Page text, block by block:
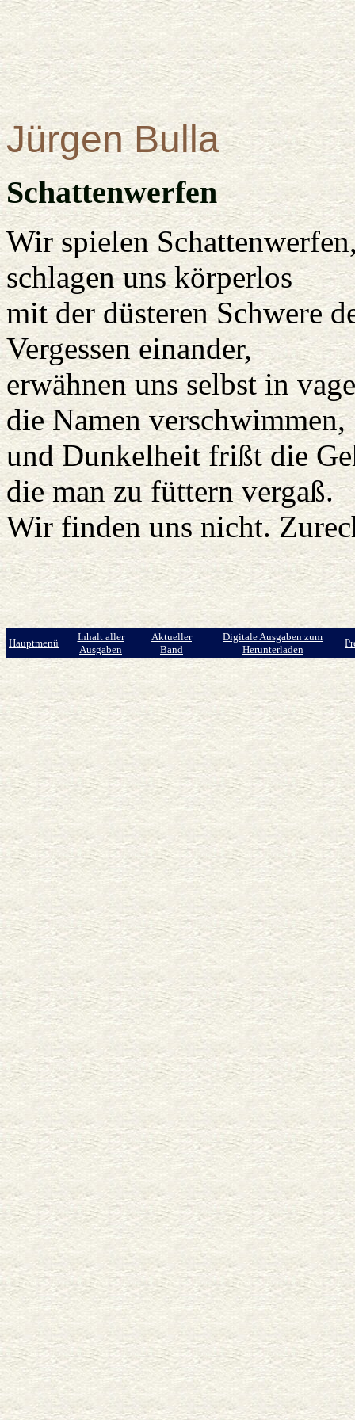
Jürgen Bulla
Schattenwerfen
Wir spielen
schlagen uns körperlos
mit der düsteren Schwere
Vergessen einander,
erwähnen uns selbst in
die Namen verschwimmen,
und Dunkelheit frißt die
die man zu füttern vergaß.
Wir finden uns nicht.
Hauptmenü
Inhalt aller
Ausgaben
Aktueller
Band
Digitale Ausgaben zum
Herunterladen